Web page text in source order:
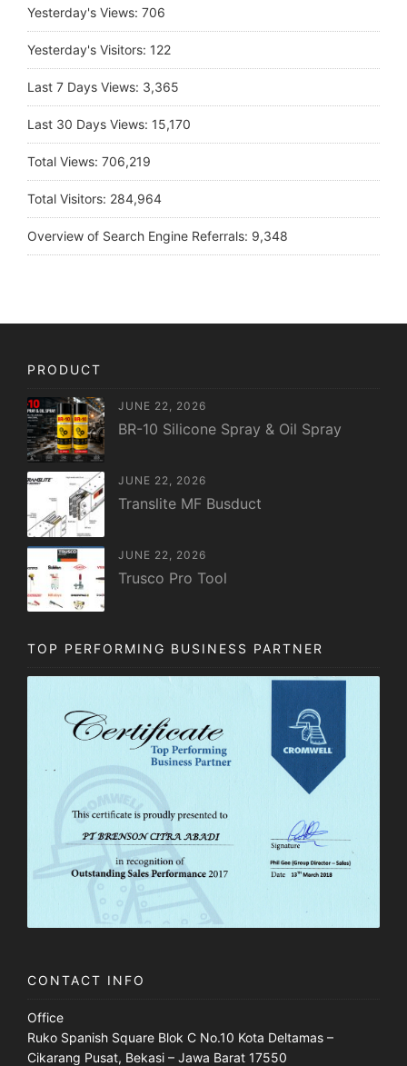
Yesterday's Views: 706
Yesterday's Visitors: 122
Last 7 Days Views: 3,365
Last 30 Days Views: 15,170
Total Views: 706,219
Total Visitors: 284,964
Overview of Search Engine Referrals: 9,348
PRODUCT
JUNE 22, 2026
BR-10 Silicone Spray & Oil Spray
JUNE 22, 2026
Translite MF Busduct
JUNE 22, 2026
Trusco Pro Tool
TOP PERFORMING BUSINESS PARTNER
CONTACT INFO
Office
Ruko Spanish Square Blok C No.10 Kota Deltamas –
Cikarang Pusat, Bekasi – Jawa Barat 17550